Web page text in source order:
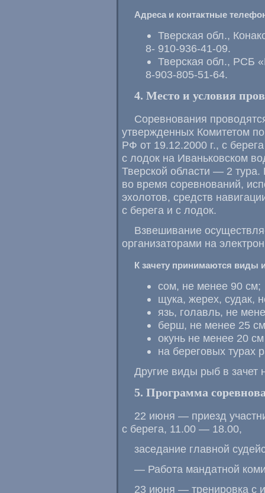
Адреса и контактные
Тверская обл.,
8- 910-936-41-09.
Тверская обл., РСБ
8-903-805-51-64.
4. Место и условия
Соревнования
утвержденных Комитетом
РФ от 19.12.2000 г., с
с лодок на Иваньковском
Тверской области — 2
во время соревнований,
эхолотов, средств
с берега и с лодок.
Взвешивание
организаторами на
К зачету принимаются виды
сом, не менее 90 см;
щука, жерех, судак,
язь, голавль, не
берш, не менее 25
окунь не менее 20
на береговых турах
Другие виды рыб в зачет
5. Программа
22 июня — приезд
с берега, 11.00 — 18.00,
заседание главной
— Работа мандатной
23 июня — тренировка с